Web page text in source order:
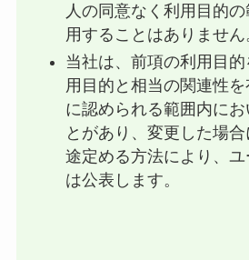
人の同意なく利用目的
用することはありません
当社は、前項の利用目的
用目的と相当の関連性
に認められる範囲内に
とがあり、変更した場
途定める方法により、
は公表します。